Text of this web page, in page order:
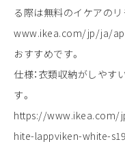
る際は無料のイケアの
www.ikea.com/jp/ja/
おすすめです。
仕様：衣類収納がしやす
す。
https://
hite-lappviken-white-